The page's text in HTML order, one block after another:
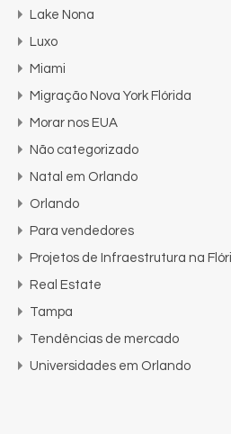
Lake Nona
Luxo
Miami
Migração Nova York Flórida
Morar nos EUA
Não categorizado
Natal em Orlando
Orlando
Para vendedores
Projetos de Infraestrutura na
Real Estate
Tampa
Tendências de mercado
Universidades em Orlando